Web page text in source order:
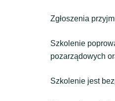
Zgłoszenia
Szkolenie
pozarządowych
Szkolenie jest